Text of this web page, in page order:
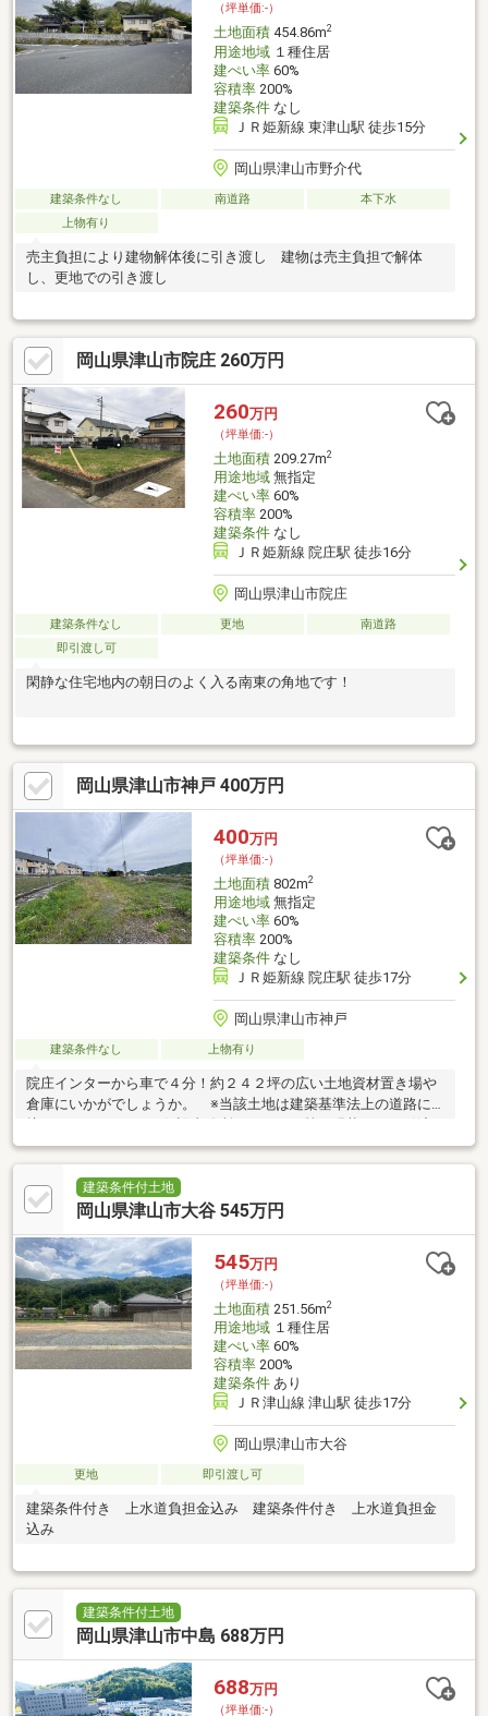
（坪単価:-）
土地面積454.86m2
用途地域１種住居
建ぺい率60%
容積率200%
建築条件なし
ＪＲ姫新線 東津山駅 徒歩15分
岡山県津山市野介代
建築条件なし 南道路
本下水
上物有り
売主負担により建物解体後に引き渡し 建物は売主負担で解体
し、更地での引き渡し
岡山県津山市院庄 260万円
260万円
（坪単価:-）
土地面積209.27m2
用途地域無指定
建ぺい率60%
容積率200%
建築条件なし
ＪＲ姫新線 院庄駅 徒歩16分
岡山県津山市院庄
建築条件なし 更地
南道路
即引渡し可
閑静な住宅地内の朝日のよく入る南東の角地です！
岡山県津山市神戸 400万円
400万円
（坪単価:-）
土地面積802m2
用途地域無指定
建ぺい率60%
容積率200%
建築条件なし
ＪＲ姫新線 院庄駅 徒歩17分
岡山県津山市神戸
建築条件なし 上物有り
院庄インターから車で４分！約２４２坪の広い土地資材置き場や
倉庫にいかがでしょうか。 ※当該土地は建築基準法上の道路に
仮設トイレがありますが使用できるか不明※電気・水道のみ引込
済
建築条件付土地
岡山県津山市大谷 545万円
545万円
（坪単価:-）
土地面積251.56m2
用途地域１種住居
建ぺい率60%
容積率200%
建築条件あり
ＪＲ津山線 津山駅 徒歩17分
岡山県津山市大谷
更地 即引渡し可
建築条件付き 上水道負担金込み 建築条件付き 上水道負担金
込み
建築条件付土地
岡山県津山市中島 688万円
688万円
（坪単価:-）